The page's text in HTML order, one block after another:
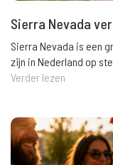
Sierra Nevada
Sierra Nevada is een
zijn in Nederland op
Verder lezen